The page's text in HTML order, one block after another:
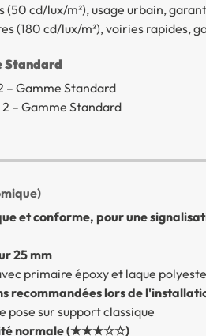
(50 cd/lux/m²), usage urbain,
(180 cd/lux/m²), voiries rapides,
Standard
– Gamme Standard
– Gamme Standard
et conforme, pour une
25 mm
primaire époxy et laque
recommandées lors de
pose sur support classique
normale (★★★☆☆)